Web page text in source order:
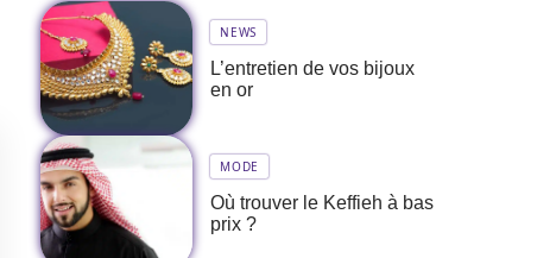
NEWS
L’entretien de vos bijoux
en or
MODE
Où trouver le Keffieh à bas
prix ?